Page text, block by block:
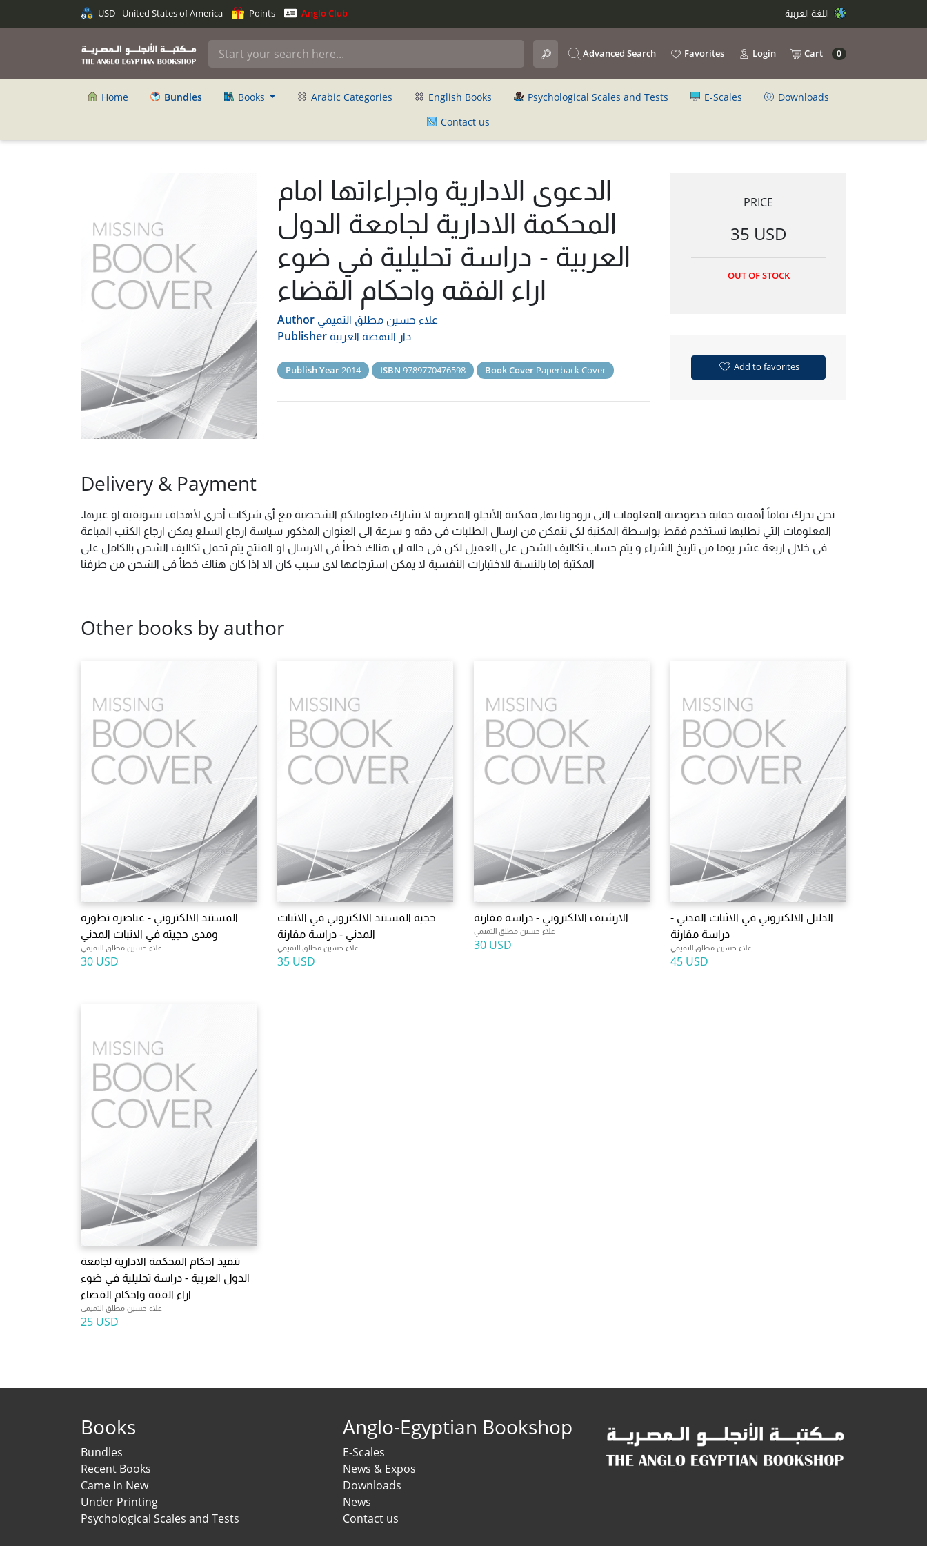
USD - United States of America Points Anglo Club
Advanced Search Favorites Login Cart 0
Home Bundles Books Arabic Categories English Books Psychological Scales and Tests E-Scales
Downloads
Contact us
الدعوى الادارية واجراءاتها امام
المحكمة الادارية لجامعة الدول
العربية - دراسة تحليلية في ضوء
اراء الفقه واحكام القضاء
Author علاء حسين مطلق التميمي
Publisher دار النهضة العربية
Publish Year2014 ISBN 9789770476598 Book Cover Paperback Cover
PRICE
35 USD
OUT OF STOCK
Add to favorites
Delivery & Payment
نحن ندرك تماماً أهمية حماية خصوصية المعلومات التي تزودونا بها, فمكتبة الأنجلو المصرية لا تشارك معلوماتكم الشخصية مع أي شركات أخرى لأهداف تسويقية او غيرها.
المعلومات التي نطلبها تستخدم فقط بواسطة المكتبة لكى نتمكن من ارسال الطلبات فى دقه و سرعة الى العنوان المذكور سياسة ارجاع السلع يمكن ارجاع الكتب المباعة
فى خلال اربعة عشر يوما من تاريخ الشراء و يتم حساب تكاليف الشحن على العميل لكن فى حاله ان هناك خطأ فى الارسال او المنتج يتم تحمل تكاليف الشحن بالكامل على
المكتبة اما بالنسبة للاختبارات النفسية لا يمكن استرجاعها لاى سبب كان الا اذا كان هناك خطأ فى الشحن من طرفنا
Other books by author
المستند الالكتروني - عناصره تطوره
ومدى حجيته في الاثبات المدني
علاء حسين مطلق التميمي
30 USD
حجية المستند الالكتروني في الاثبات
المدني - دراسة مقارنة
علاء حسين مطلق التميمي
35 USD
الارشيف الالكتروني - دراسة مقارنة
علاء حسين مطلق التميمي
30 USD
الدليل الالكتروني في الاثبات المدني -
دراسة مقارنة
علاء حسين مطلق التميمي
45 USD
تنفيذ احكام المحكمة الادارية لجامعة
الدول العربية - دراسة تحليلية في ضوء
اراء الفقه واحكام القضاء
علاء حسين مطلق التميمي
25 USD
Books
Bundles
Recent Books
Came In New
Under Printing
Psychological Scales and Tests
Anglo-Egyptian Bookshop
E-Scales
News & Expos
Downloads
News
Contact us